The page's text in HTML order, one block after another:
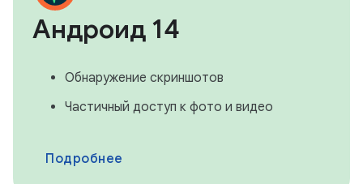
Андроид 14
Обнаружение скриншотов
Частичный доступ к фото и видео
Подробнее